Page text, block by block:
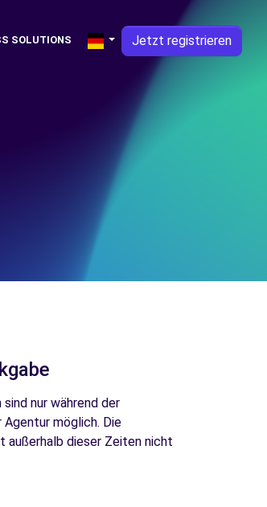
SOLUTIONS Jetzt registrieren
nur während der
möglich. Die
außerhalb dieser Zeiten nicht